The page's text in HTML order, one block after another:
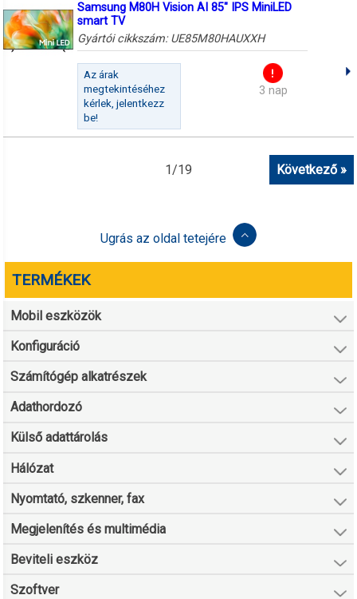
Samsung M80H Vision AI 85" IPS MiniLED
smart TV
Gyártói cikkszám: UE85M80HAUXXH
Az árak
megtekintéséhez
kérlek, jelentkezz
be!
3 nap
1/19 Következő »
Ugrás az oldal tetejére
TERMÉKEK
Mobil eszközök
Konfiguráció
Számítógép alkatrészek
Adathordozó
Külső adattárolás
Hálózat
Nyomtató, szkenner, fax
Megjelenítés és multimédia
Beviteli eszköz
Szoftver